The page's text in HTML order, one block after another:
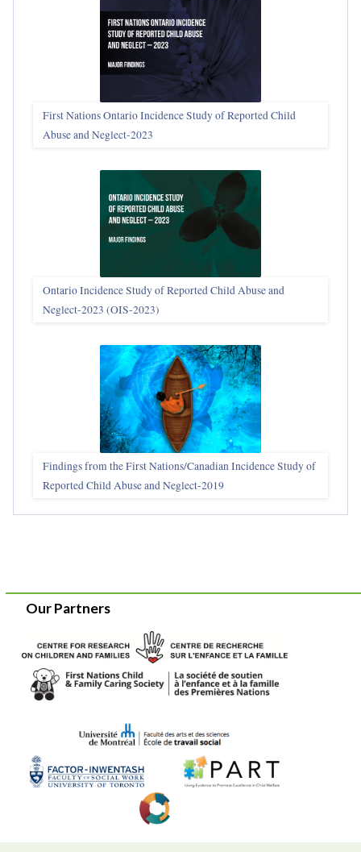
First Nations Ontario Incidence Study of Reported Child
Abuse and Neglect‑2023
Ontario Incidence Study of Reported Child Abuse and
Neglect-2023 (OIS‑2023)
Findings from the First Nations/Canadian Incidence Study of
Reported Child Abuse and Neglect-2019
Our Partners